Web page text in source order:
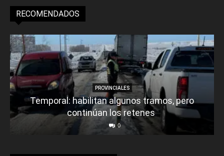
RECOMENDADOS
PROVINCIALES
Temporal: habilitan algunos tramos, pero
continúan los retenes
0